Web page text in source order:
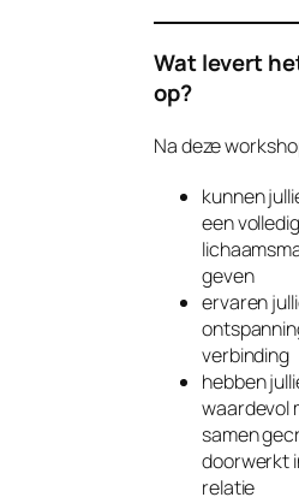
Wat levert
op?
Na deze
kunnen
een
geven
ervaren
verbinding
hebben
waardevol
samen
doorwerkt
relatie